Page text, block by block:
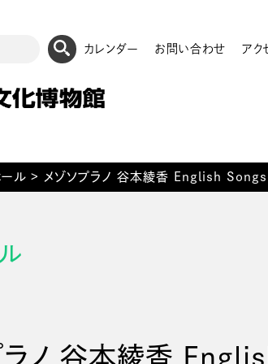
カレンダー お問い合わせ アク
ル> メゾソプラノ 谷本綾香 English Songs
ラノ 谷本綾香